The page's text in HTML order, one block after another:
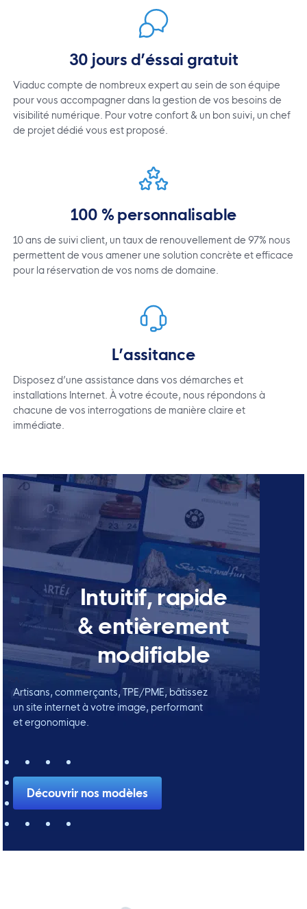
30 jours d’éssai gratuit
Viaduc compte de nombreux expert au sein de son équipe
pour vous accompagner dans la gestion de vos besoins de
visibilité numérique. Pour votre confort & un bon suivi, un chef
de projet dédié vous est proposé.
100 % personnalisable
10 ans de suivi client, un taux de renouvellement de 97% nous
permettent de vous amener une solution concrète et efficace
pour la réservation de vos noms de domaine.
L’assitance
Disposez d’une assistance dans vos démarches et
installations Internet. À votre écoute, nous répondons à
chacune de vos interrogations de manière claire et
immédiate.
Intuitif, rapide
& entièrement
modifiable
Artisans, commerçants, TPE/PME, bâtissez
un site internet à votre image, performant
et ergonomique.
Découvrir nos modèles